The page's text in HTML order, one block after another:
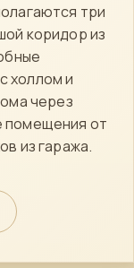
три
коридор из
холлом и
через
помещения от
из гаража.
проекта,